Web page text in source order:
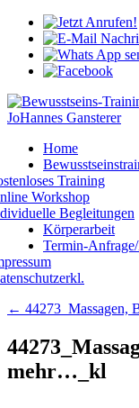
Home
Training
Workshop
Begleitungen
Körperarbeit
Termin-
← 44273_Massagen,
mehr…_kl